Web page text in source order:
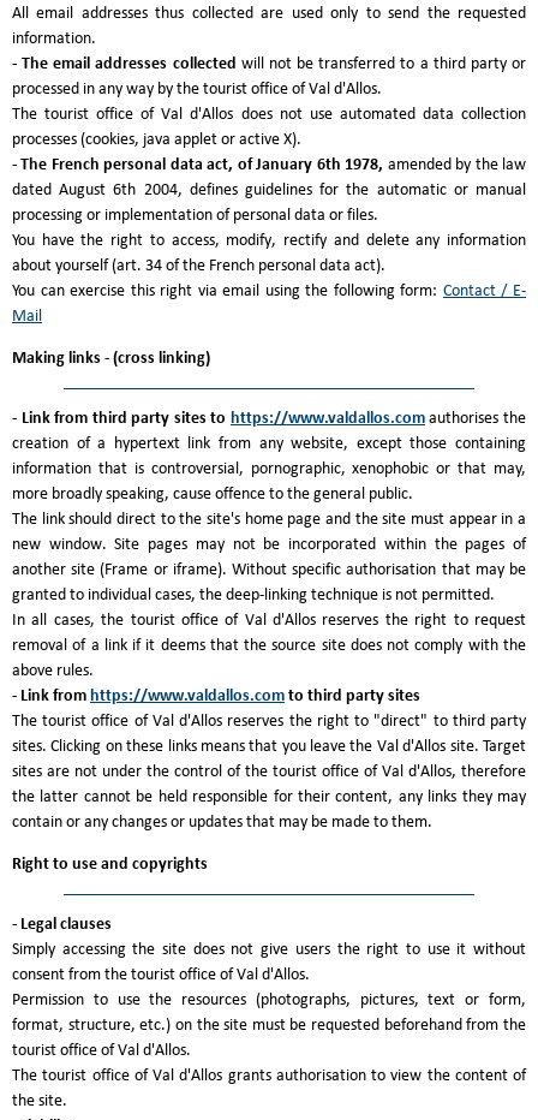
All email addresses thus collected are used only to send the requested
information.
- The email addresses collected will not be transferred to a third party or
processed in any way by the tourist office of Val d'Allos.
The tourist office of Val d'Allos does not use automated data collection
processes (cookies, java applet or active X).
- The French personal data act, of January 6th 1978, amended by the law
dated August 6th 2004, defines guidelines for the automatic or manual
processing or implementation of personal data or files.
You have the right to access, modify, rectify and delete any information
about yourself (art. 34 of the French personal data act).
You can exercise this right via email using the following form: Contact / E-
Mail
Making links - (cross linking)
- Link from third party sites to https://www.valdallos.com authorises the
creation of a hypertext link from any website, except those containing
information that is controversial, pornographic, xenophobic or that may,
more broadly speaking, cause offence to the general public.
The link should direct to the site's home page and the site must appear in a
new window. Site pages may not be incorporated within the pages of
another site (Frame or iframe). Without specific authorisation that may be
granted to individual cases, the deep-linking technique is not permitted.
In all cases, the tourist office of Val d'Allos reserves the right to request
removal of a link if it deems that the source site does not comply with the
above rules.
- Link from https://www.valdallos.com to third party sites
The tourist office of Val d'Allos reserves the right to "direct" to third party
sites. Clicking on these links means that you leave the Val d'Allos site. Target
sites are not under the control of the tourist office of Val d'Allos, therefore
the latter cannot be held responsible for their content, any links they may
contain or any changes or updates that may be made to them.
Right to use and copyrights
- Legal clauses
Simply accessing the site does not give users the right to use it without
consent from the tourist office of Val d'Allos.
Permission to use the resources (photographs, pictures, text or form,
format, structure, etc.) on the site must be requested beforehand from the
tourist office of Val d'Allos.
The tourist office of Val d'Allos grants authorisation to view the content of
the site.